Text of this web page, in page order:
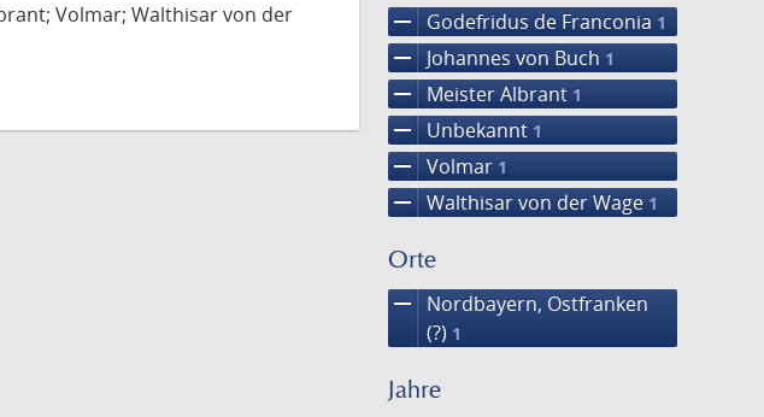
remove Godefridus de Franconia 1
remove Johannes von Buch 1
remove Meister Albrant 1
remove Unbekannt 1
remove Volmar 1
remove Walthisar von der Wage 1
Orte
remove
Nordbayern, Ostfranken
(?) 1
Jahre
Volmar; Walthisar von der